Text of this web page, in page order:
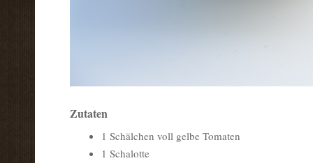
Zutaten
1 Schälchen voll gelbe Tomaten
1 Schalotte